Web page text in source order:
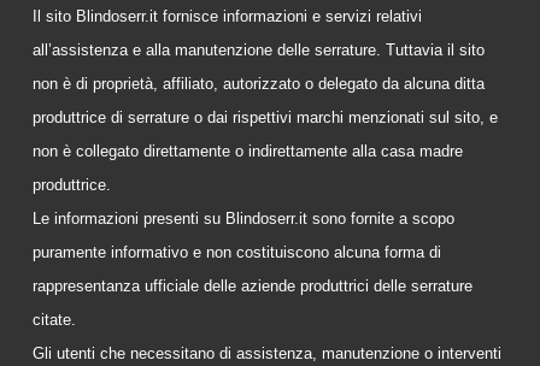
Il sito Blindoserr.it fornisce informazioni e servizi relativi
all’assistenza e alla manutenzione delle serrature. Tuttavia il sito
non è di proprietà, affiliato, autorizzato o delegato da alcuna ditta
produttrice di serrature o dai rispettivi marchi menzionati sul sito, e
non è collegato direttamente o indirettamente alla casa madre
produttrice.
Le informazioni presenti su Blindoserr.it sono fornite a scopo
puramente informativo e non costituiscono alcuna forma di
rappresentanza ufficiale delle aziende produttrici delle serrature
citate.
Gli utenti che necessitano di assistenza, manutenzione o interventi